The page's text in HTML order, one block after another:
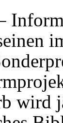
wird